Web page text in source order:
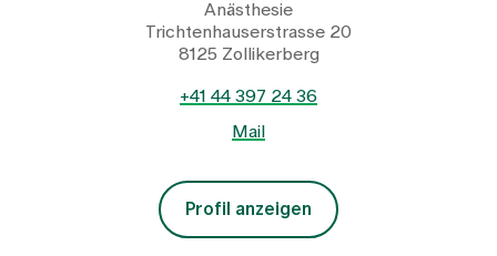
Anästhesie
Trichtenhauserstrasse 20
8125 Zollikerberg
+41 44 397 24 36
Mail
Profil anzeigen